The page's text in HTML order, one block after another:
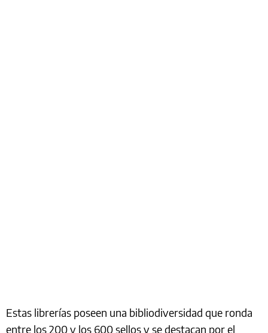
Estas librerías poseen una bibliodiversidad que ronda
entre los 200 y los 600 sellos y se destacan por el